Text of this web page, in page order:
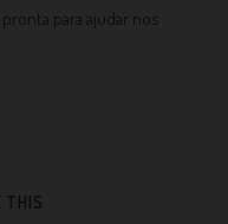
para ajudar nos
THIS